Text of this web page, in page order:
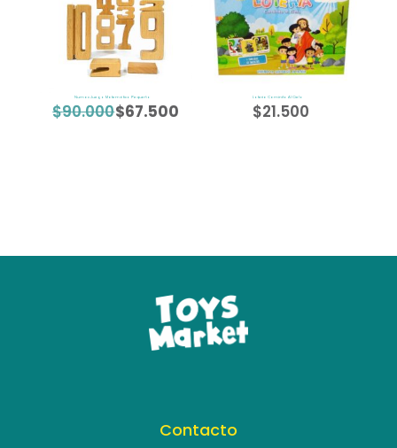
Numax Juego Matemático Pequeño
$90.000 El$67.500
Loteria Caminito Al Cielo
$21.500
Contacto